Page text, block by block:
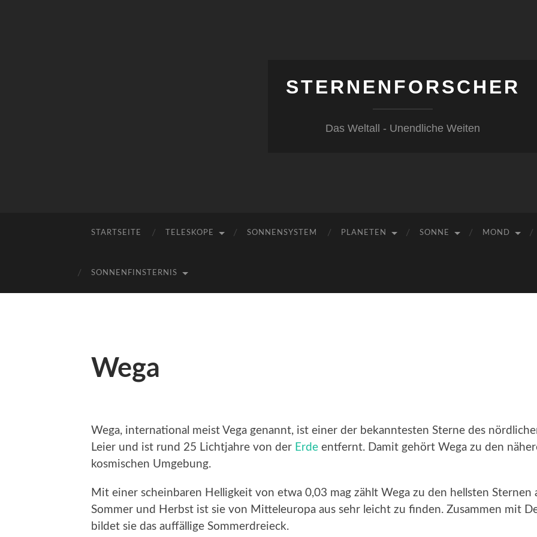
STERNENFORSCHER
Das Weltall - Unendliche Weiten
STARTSEITE TELESKOPE SONNENSYSTEM PLANETEN SONNE MOND
SONNENFINSTERNIS
Wega
Wega, international meist Vega genannt, ist einer der bekanntesten Sterne des
Leier und ist rund 25 Lichtjahre von der Erde entfernt. Damit gehört Wega zu den
kosmischen Umgebung.
Mit einer scheinbaren Helligkeit von etwa 0,03 mag zählt Wega zu den hellsten Sternen
Sommer und Herbst ist sie von Mitteleuropa aus sehr leicht zu finden. Zusammen mit
bildet sie das auffällige Sommerdreieck.